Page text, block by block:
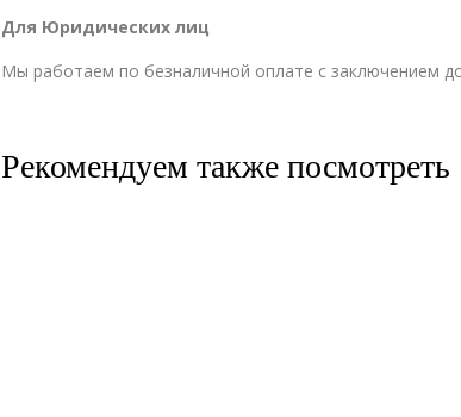
Для Юридических лиц
Мы работаем по безналичной оплате с заключением
Рекомендуем также посмотреть